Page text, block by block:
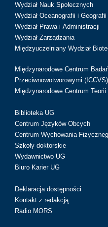
Wydział Nauk Społecznych
Wydział Oceanografii i Geografii
Wydział Prawa i Administracji
Wydział Zarządzania
Międzyuczelniany Wydział
Międzynarodowe Centrum
Przeciwnowotworowymi (ICCVS)
Międzynarodowe Centrum
Biblioteka UG
Centrum Języków Obcych
Centrum Wychowania
Szkoły doktorskie
Wydawnictwo UG
Biuro Karier UG
Deklaracja dostępności
Kontakt z redakcją
Radio MORS